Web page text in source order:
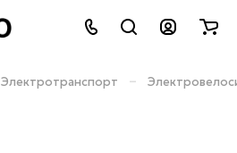
Электротранспорт –